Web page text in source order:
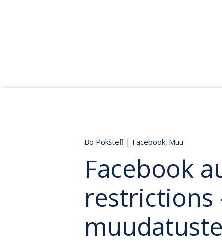
Bo Pokštefl | Facebook, Muu
Facebook
restrictions